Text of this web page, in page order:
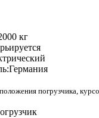
кг
Германия
погрузчика,